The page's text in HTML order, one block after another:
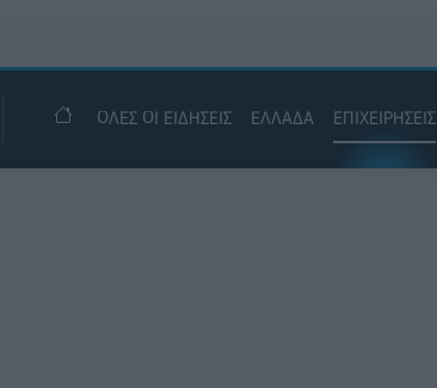
ΟΛΕΣ ΟΙ ΕΙΔΗΣΕΙΣ ΕΛΛΑΔΑ ΕΠΙΧΕΙΡΗΣΕΙΣ